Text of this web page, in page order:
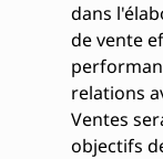
dans
de vente
relations
Ventes
objectifs